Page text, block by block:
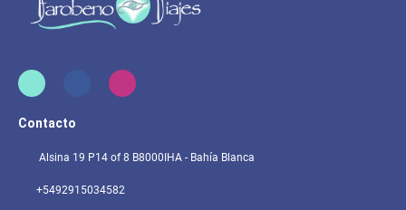
Contacto
Alsina 19 P14 of 8 B8000IHA - Bahía Blanca
+5492915034582